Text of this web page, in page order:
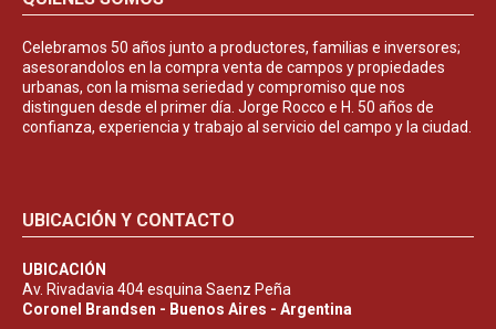
Celebramos 50 años junto a productores, familias e inversores;
asesorandolos en la compra venta de campos y propiedades
urbanas, con la misma seriedad y compromiso que nos
distinguen desde el primer día. Jorge Rocco e H. 50 años de
confianza, experiencia y trabajo al servicio del campo y la ciudad.
UBICACIÓN Y CONTACTO
UBICACIÓN
Av. Rivadavia 404 esquina Saenz Peña
Coronel Brandsen - Buenos Aires - Argentina